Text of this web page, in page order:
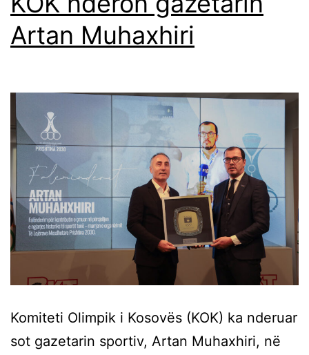
Artan Muhaxhiri
Komiteti Olimpik i Kosovës (KOK) ka nderuar
sot gazetarin sportiv, Artan Muhaxhiri, në